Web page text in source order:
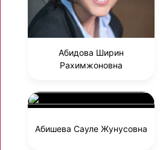
Абидова Ширин
Рахимжоновна
Абишева Сауле Жунусовна